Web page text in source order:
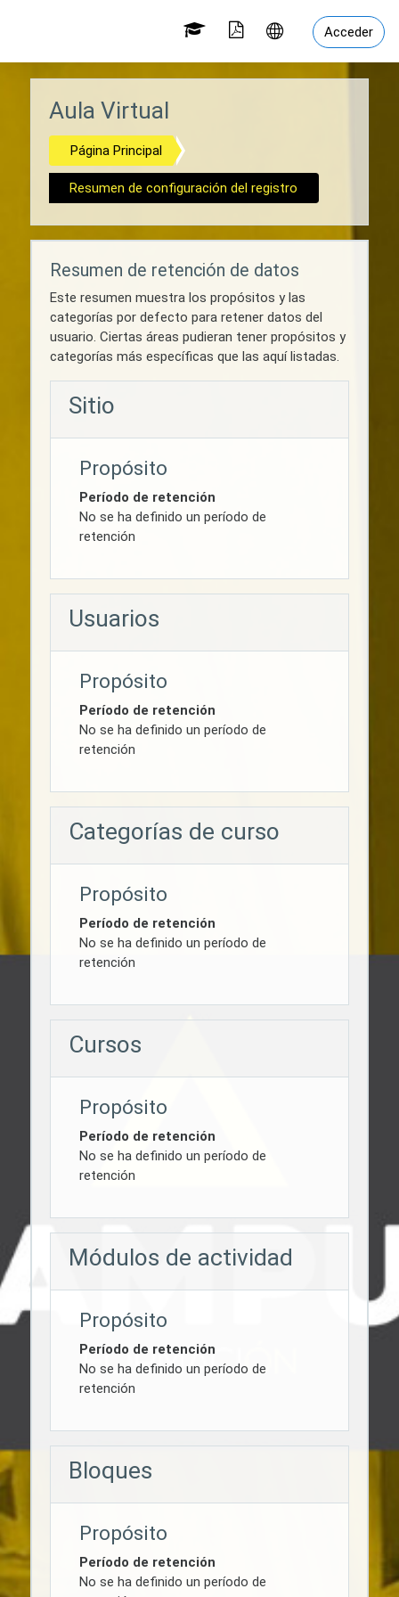
Acceder
Aula Virtual
Página Principal
Resumen de configuración del registro
Resumen de retención de datos
Este resumen muestra los propósitos y las
categorías por defecto para retener datos del
usuario. Ciertas áreas pudieran tener propósitos y
categorías más específicas que las aquí listadas.
Sitio
Propósito
Período de retención
No se ha definido un período de
retención
Usuarios
Propósito
Período de retención
No se ha definido un período de
retención
Categorías de curso
Propósito
Período de retención
No se ha definido un período de
retención
Cursos
Propósito
Período de retención
No se ha definido un período de
retención
Módulos de actividad
Propósito
Período de retención
No se ha definido un período de
retención
Bloques
Propósito
Período de retención
No se ha definido un período de